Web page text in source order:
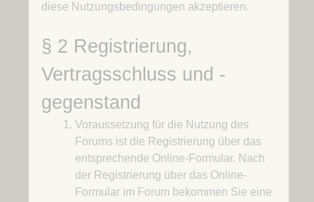
diese Nutzungsbedingungen akzeptieren.
§ 2 Registrierung,
Vertragsschluss und -
gegenstand
Voraussetzung für die Nutzung des
Forums ist die Registrierung über das
entsprechende Online-Formular. Nach
der Registrierung über das Online-
Formular im Forum bekommen Sie eine